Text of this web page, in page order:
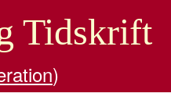
Tidskrift
)